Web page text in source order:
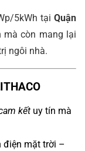
5kWh tại Quận
mà còn mang lại
ngôi nhà.
kết uy tín mà
điện mặt trời –